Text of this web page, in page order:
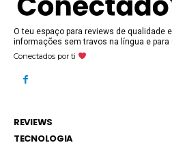
O teu espaço para reviews de qualidade
informações sem travos na língua e
Conectados por ti
REVIEWS
TECNOLOGIA